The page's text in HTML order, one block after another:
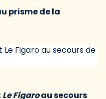
prisme de la
Le Figaroau secours